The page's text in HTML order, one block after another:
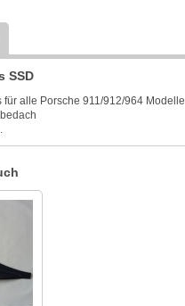
SSD
für alle Porsche 911/912/964 Modelle